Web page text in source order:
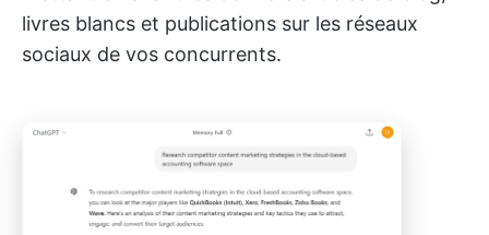
livres blancs et publications sur les réseaux
sociaux de vos concurrents.